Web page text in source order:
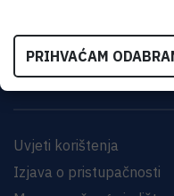
Uvjeti korištenja
Izjava o pristupačnosti
PRIHVAĆAM